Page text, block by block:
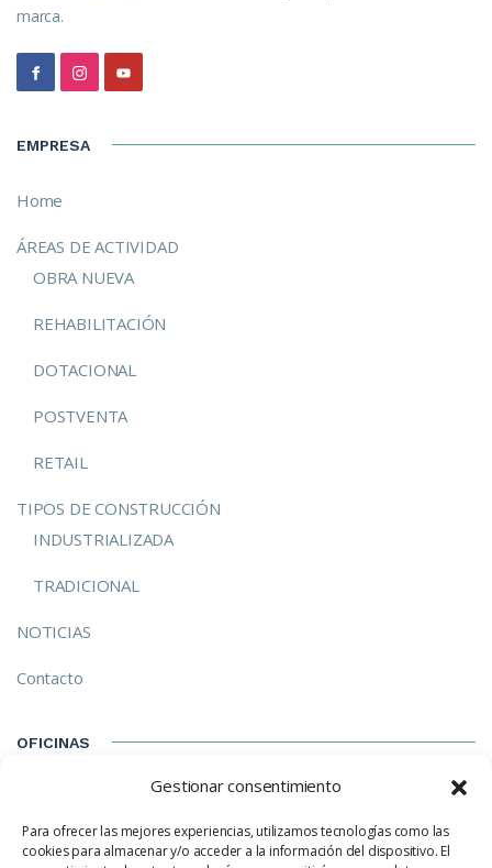
Gestionar consentimiento
Para ofrecer las mejores experiencias, utilizamos tecnologías como las
cookies para almacenar y/o acceder a la información del dispositivo. El
marca.
EMPRESA
Home
ÁREAS DE ACTIVIDAD
OBRA NUEVA
REHABILITACIÓN
DOTACIONAL
POSTVENTA
RETAIL
TIPOS DE CONSTRUCCIÓN
INDUSTRIALIZADA
TRADICIONAL
NOTICIAS
Contacto
OFICINAS
C/ Izarra, 8-E Madrid (28023) Madrid
hola@ecotechhouse.com